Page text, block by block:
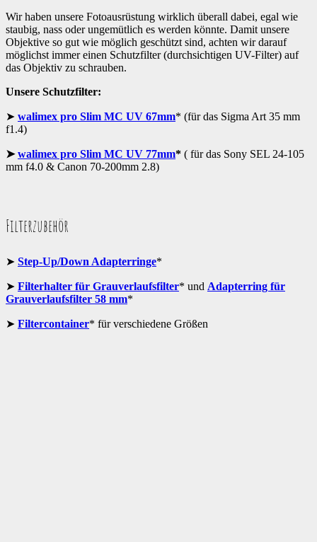
Wir haben unsere Fotoausrüstung wirklich überall dabei, egal wie
staubig, nass oder ungemütlich es werden könnte. Damit unsere
Objektive so gut wie möglich geschützt sind, achten wir darauf
möglichst immer einen Schutzfilter (durchsichtigen UV-Filter) auf
das Objektiv zu schrauben.
Unsere Schutzfilter:
➤ walimex pro Slim MC UV 67mm* (für das Sigma Art 35 mm
f1.4)
➤walimex pro Slim MC UV 77mm* ( für das Sony SEL 24-105
mm f4.0 & Canon 70-200mm 2.8)
Filterzubehör
➤ Step-Up/Down Adapterringe*
➤ Filterhalter für Grauverlaufsfilter* und Adapterring für
Grauverlaufsfilter 58 mm*
➤ Filtercontainer* für verschiedene Größen